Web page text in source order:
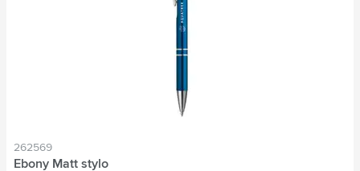
262569
Ebony Matt stylo